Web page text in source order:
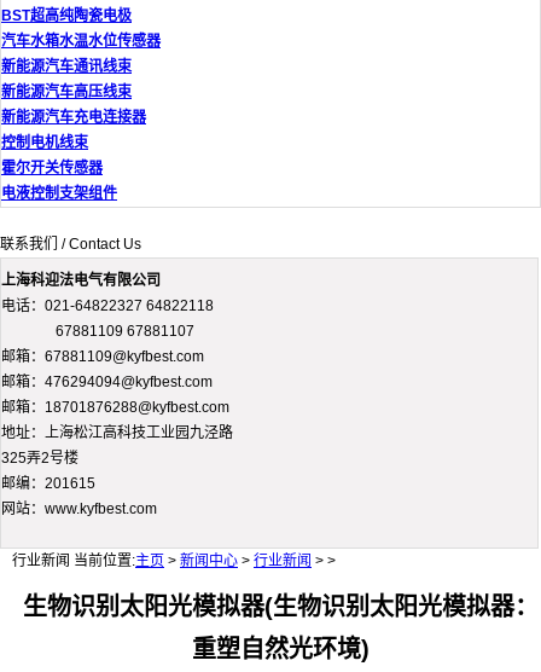
BST超高纯陶瓷电极
汽车水箱水温水位传感器
新能源汽车通讯线束
新能源汽车高压线束
新能源汽车充电连接器
控制电机线束
霍尔开关传感器
电液控制支架组件
联系我们 / Contact Us
上海科迎法电气有限公司
电话：021-64822327 64822118
67881109 67881107
邮箱：67881109@kyfbest.com
邮箱：476294094@kyfbest.com
邮箱：18701876288@kyfbest.com
地址：上海松江高科技工业园九泾路
325弄2号楼
邮编：201615
网站：www.kyfbest.com
行业新闻 当前位置:主页 > 新闻中心 > 行业新闻 > >
生物识别太阳光模拟器(生物识别太阳光模拟器：
重塑自然光环境)